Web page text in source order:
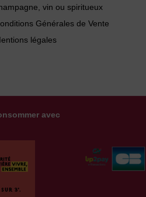
vin ou spiritueux
Générales de Vente
légales
avec